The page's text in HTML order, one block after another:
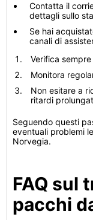
Contatta il
dettagli sullo
Se hai
canali di
Verifica
Monitora
Non esitare a
ritardi
Seguendo questi
eventuali problemi
Norvegia.
FAQ sul
pacchi